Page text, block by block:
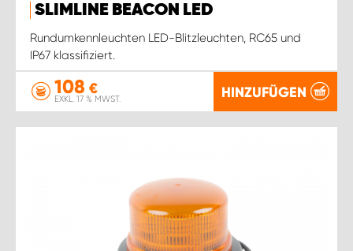
SLIMLINE BEACON LED
Rundumkennleuchten LED-Blitzleuchten, RC65 und
IP67 klassifiziert.
108 €
EXKL. 17 % MWST. HINZUFÜGEN